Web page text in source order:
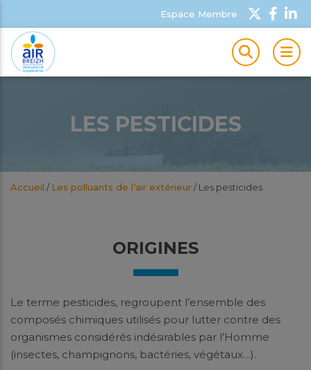
Espace Membre
LES PESTICIDES
Accueil /Les polluants de l’air extérieur/Les pesticides
ORIGINES
Le terme pesticides, regroupent l’ensemble des
composés chimiques utilisés pour lutter contre des
organismes considérés indésirables par l’Homme
(insectes, champignons, bactéries, végétaux…).